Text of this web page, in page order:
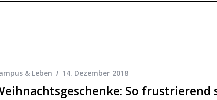
& Leben 14. Dezember 2018
So frustrierend